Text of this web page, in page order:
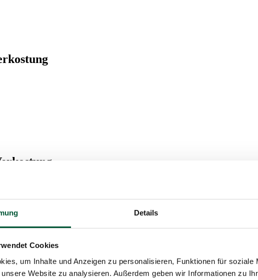
Details
Cookies
um Inhalte und Anzeigen zu personalisieren, Funktionen für soziale
Website zu analysieren. Außerdem geben wir Informationen zu
Museumsbesuch und